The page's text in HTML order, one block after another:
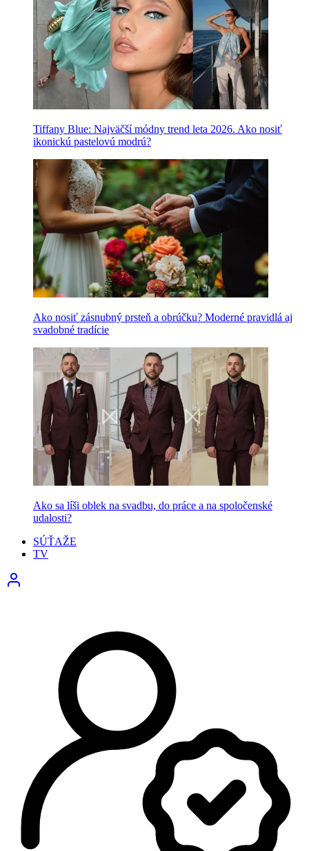
Tiffany Blue: Najväčší módny trend leta 2026. Ako nosiť
ikonickú pastelovú modrú?
Ako nosiť zásnubný prsteň a obrúčku? Moderné pravidlá aj
svadobné tradície
Ako sa líši oblek na svadbu, do práce a na spoločenské
udalosti?
SÚŤAŽE
TV